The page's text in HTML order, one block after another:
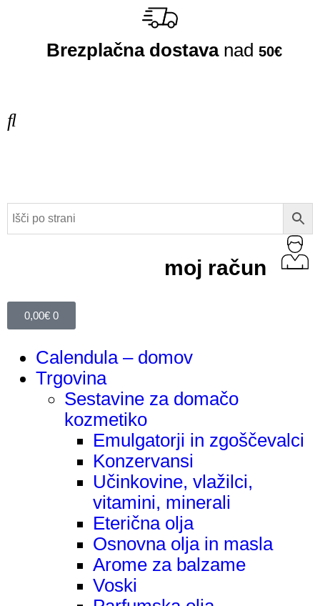
Brezplačna dostavanad 50€
moj račun
0,00€ 0
Calendula – domov
Trgovina
Sestavine za domačo
kozmetiko
Emulgatorji in zgoščevalci
Konzervansi
Učinkovine, vlažilci,
vitamini, minerali
Eterična olja
Osnovna olja in masla
Arome za balzame
Voski